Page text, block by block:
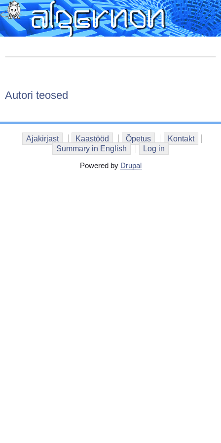
Skip
to
main
content
Autori teosed
Ajakirjast Kaastööd Õpetus
Kontakt
Summary in English
Log in
Powered by Drupal